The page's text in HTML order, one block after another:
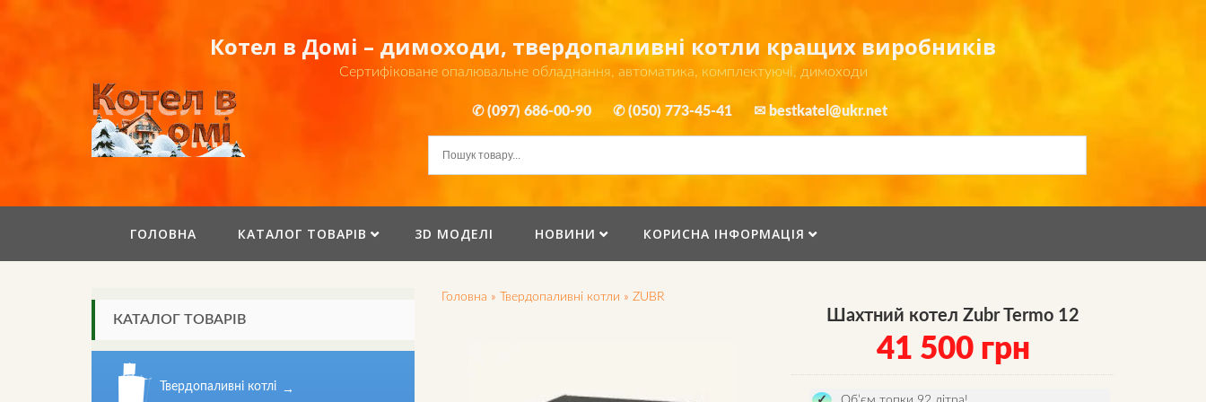
Котел в Домі – димоходи, твердопаливні котли кращих виробників
Сертифіковане опалювальне обладнання, автоматика, комплектуючі, димоходи
✆ (097) 686-00-90 ✆ (050) 773-45-41 ✉ bestkatel@ukr.net
ГОЛОВНА КАТАЛОГ ТОВАРІВ 3D МОДЕЛІ НОВИНИ КОРИСНА ІНФОРМАЦІЯ
Головна » Твердопаливні котли »ZUBR
Шахтний котел Zubr Termo 12
41 500 грн
КАТАЛОГ ТОВАРІВ
Твердопаливні котлі